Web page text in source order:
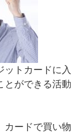
ットカードに入
とができる活動
カードで買い物